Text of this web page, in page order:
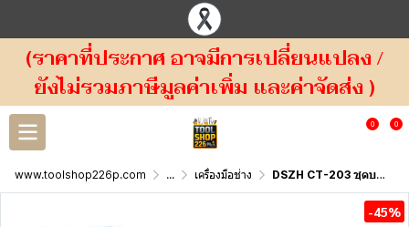
(ราคาที่ประกาศ อาจมีการเปลี่ยนแปลง /
ยังไม่รวมภาษีมูลค่าเพิ่ม และค่าจัดส่ง )
0 0
www.toolshop226p.com ... เครื่องมือช่าง DSZH CT-203 ชุดบานแฟร์ Flaring Tool 5/8", 3/4", 7/8" และ 1-1/8"
-45%